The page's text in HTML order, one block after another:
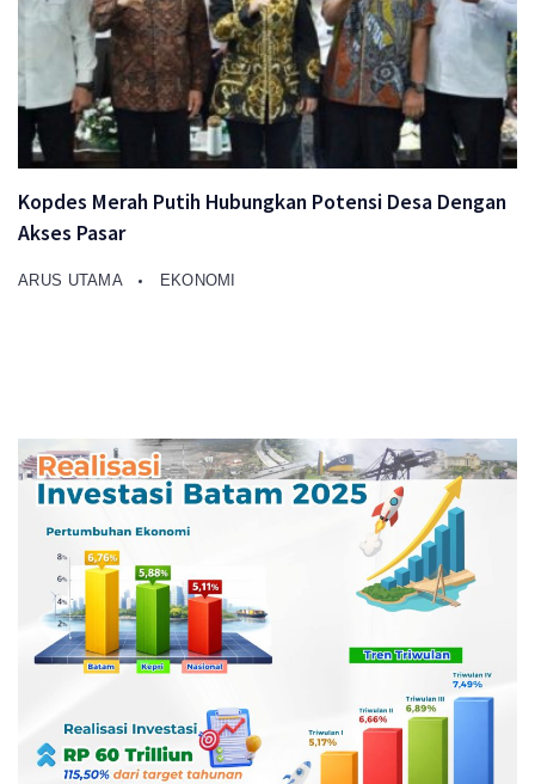
Kopdes Merah Putih Hubungkan Potensi Desa Dengan
Akses Pasar
ARUS UTAMA EKONOMI